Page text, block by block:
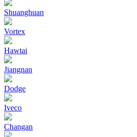
Shuanghuan
Vortex
Hawtai
Jiangnan
Dodge
Iveco
Changan